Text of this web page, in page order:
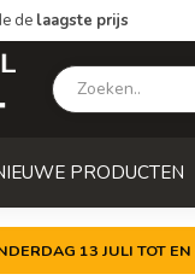
de laagste prijs
PRODUCTEN
13 JULI TOT